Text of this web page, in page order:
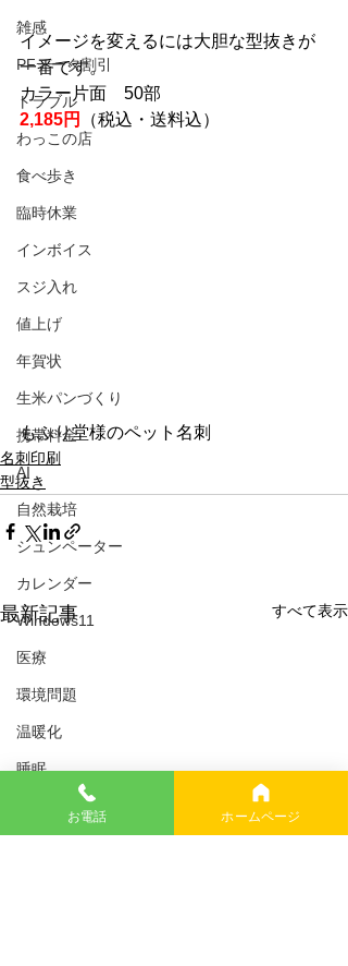
雑感
PFデータ割引
トラブル
わっこの店
食べ歩き
臨時休業
インボイス
スジ入れ
値上げ
年賀状
生米パンづくり
携帯料金
AI
自然栽培
シュンペーター
カレンダー
Windows11
医療
環境問題
温暖化
睡眠
イメージを変えるには大胆な型抜きが
一番です。
カラー片面　50部
2,185円
（税込・送料込）
もふり堂様のペット名刺
名刺印刷
型抜き
最新記事 すべて表示
お電話 ホームページ